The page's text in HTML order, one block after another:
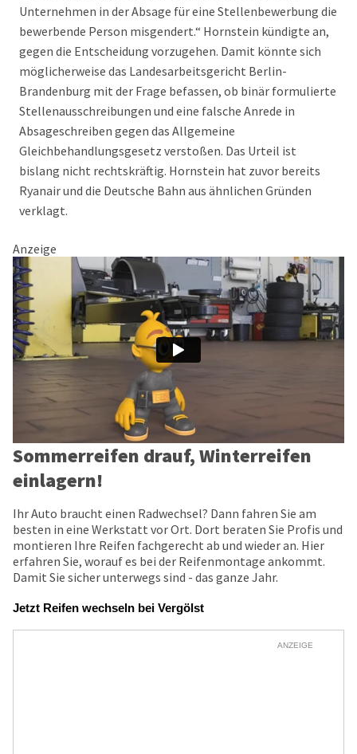
Unternehmen in der Absage für eine Stellenbewerbung die
bewerbende Person misgendert.“ Hornstein kündigte an,
gegen die Entscheidung vorzugehen. Damit könnte sich
möglicherweise das Landesarbeitsgericht Berlin-
Brandenburg mit der Frage befassen, ob binär formulierte
Stellenausschreibungen und eine falsche Anrede in
Absageschreiben gegen das Allgemeine
Gleichbehandlungsgesetz verstoßen. Das Urteil ist
bislang nicht rechtskräftig. Hornstein hat zuvor bereits
Ryanair und die Deutsche Bahn aus ähnlichen Gründen
verklagt.
Anzeige
Sommerreifen drauf, Winterreifen
einlagern!
Ihr Auto braucht einen Radwechsel? Dann fahren Sie am
besten in eine Werkstatt vor Ort. Dort beraten Sie Profis und
montieren Ihre Reifen fachgerecht ab und wieder an. Hier
erfahren Sie, worauf es bei der Reifenmontage ankommt.
Damit Sie sicher unterwegs sind - das ganze Jahr.
Jetzt Reifen wechseln bei Vergölst
ANZEIGE